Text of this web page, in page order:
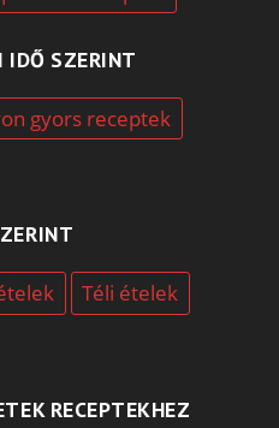
IDŐ SZERINT
gyors receptek
Téli ételek
RECEPTEKHEZ